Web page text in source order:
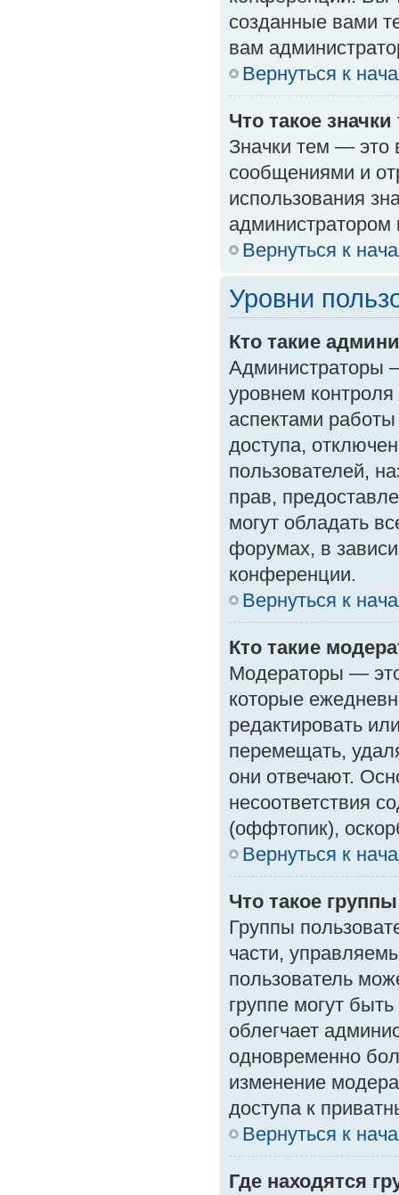
созданные вами
вам
Вернуться к
Что такое значки
Значки тем — это
сообщениями и
использования
Вернуться к
Уровни
Кто такие
Администраторы
уровнем
аспектами
доступа,
пользователей,
прав,
могут обладать
форумах, в
конференции.
Вернуться к
Кто такие
Модераторы —
которые
редактировать
перемещать,
они отвечают.
несоответствия
(оффтопик),
Вернуться к
Что такое
Группы
части,
пользователь
группе могут
облегчает
одновременно
изменение
доступа к
Вернуться к
Где находятся